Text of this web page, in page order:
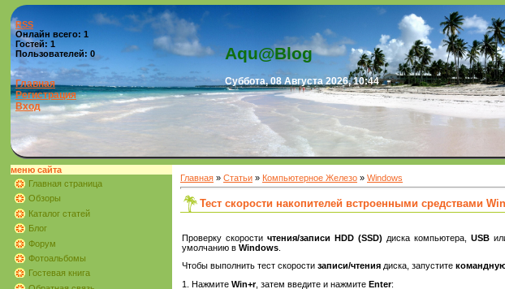
RSS
Онлайн всего: 1
Гостей: 1
Пользователей: 0
Главная
Регистрация
Вход
Aqu@Blog
Суббота, 08 Августа 2026, 10:44
меню сайта
Главная страница
Обзоры
Каталог статей
Блог
Форум
Фотоальбомы
Гостевая книга
Главная » Статьи » Компьютерное Железо » Windows
Тест скорости накопителей встроенными средствами
Проверку скорости чтения/записи HDD (SSD) диска компьютера, USB
умолчанию в Windows
Чтобы выполнить тест скорости записи/чтения диска, запустите
1. Нажмите Win+r, затем введите и нажмите Enter: